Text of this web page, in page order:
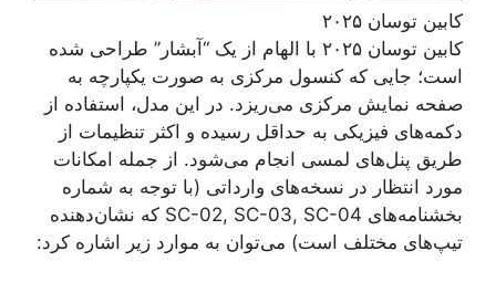
کابین توسان ۲۰۲۵
کابین توسان ۲۰۲۵ با الهام از یک “آبشار” طراحی شده
است؛ جایی که کنسول مرکزی به صورت یکپارچه به
صفحه نمایش مرکزی می‌ریزد. در این مدل، استفاده از
دکمه‌های فیزیکی به حداقل رسیده و اکثر تنظیمات از
طریق پنل‌های لمسی انجام می‌شود. از جمله امکانات
مورد انتظار در نسخه‌های وارداتی (با توجه به شماره
بخشنامه‌های SC-02, SC-03, SC-04 که نشان‌دهنده
تیپ‌های مختلف است) می‌توان به موارد زیر اشاره کرد: